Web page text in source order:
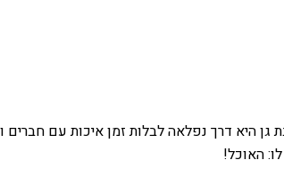
היא דרך נפלאה לבלות זמן איכות עם
האוכל!